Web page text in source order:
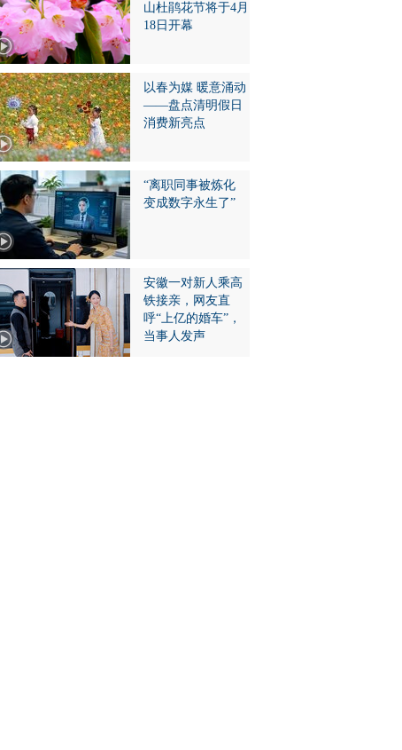
山杜鹃花节将于4月
18日开幕
以春为媒 暖意涌动
——盘点清明假日
消费新亮点
“离职同事被炼化
变成数字永生了”
安徽一对新人乘高
铁接亲，网友直
呼“上亿的婚车”，
当事人发声